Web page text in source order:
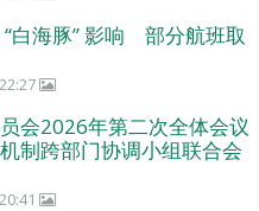
“白海豚” 影响 部分航班取
会2026年第二次全体会议
制跨部门协调小组联合会